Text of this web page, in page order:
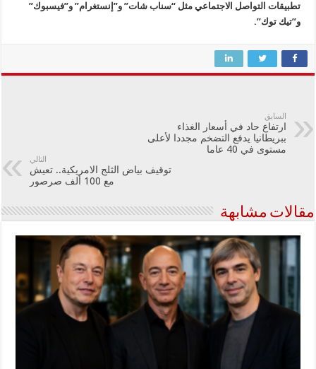
تطبيقات التواصل الاجتماعي مثل “سناب شات” و”إنستغرام” و”فيسبوك”
و”تيك توك”.
السابق
ارتفاع حاد في أسعار الغذاء
ببريطانيا يدفع التضخم مجددا لأعلى
مستوى في 40 عاما
التالي
توقيف بياض الثلج الامريكية.. تعيش
مع 100 ألف صرصور
مقالات مشابهة